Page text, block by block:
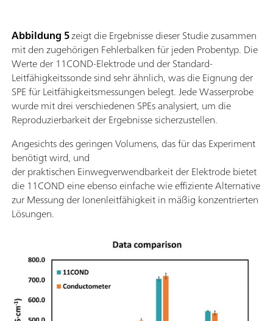
Abbildung 5zeigt die Ergebnisse dieser Studie zusammen
mit den zugehörigen Fehlerbalken für jeden Probentyp. Die
Werte der 11COND-Elektrode und der Standard-
Leitfähigkeitssonde sind sehr ähnlich, was die Eignung der
SPE für Leitfähigkeitsmessungen belegt. Jede Wasserprobe
wurde mit drei verschiedenen SPEs analysiert, um die
Reproduzierbarkeit der Ergebnisse sicherzustellen.
Angesichts des geringen Volumens, das für das Experiment
benötigt wird, und
der praktischen Einwegverwendbarkeit der Elektrode bietet
die 11COND eine ebenso einfache wie effiziente Alternative
zur Messung der Ionenleitfähigkeit in mäßig konzentrierten
Lösungen.